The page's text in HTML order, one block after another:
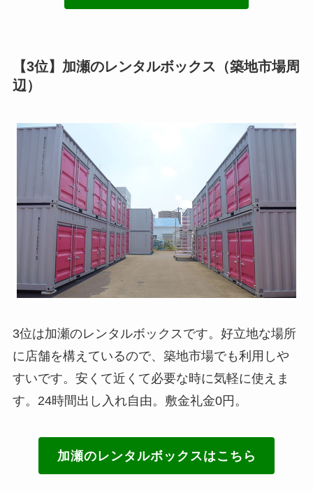
【3位】加瀬のレンタルボックス（築地市場周
辺）
3位は加瀬のレンタルボックスです。好立地な場所
に店舗を構えているので、築地市場でも利用しや
すいです。安くて近くて必要な時に気軽に使えま
す。24時間出し入れ自由。敷金礼金0円。
加瀬のレンタルボックスはこちら